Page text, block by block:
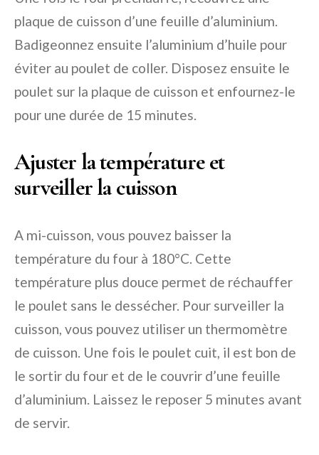
plaque de cuisson d’une feuille d’aluminium.
Badigeonnez ensuite l’aluminium d’huile pour
éviter au poulet de coller. Disposez ensuite le
poulet sur la plaque de cuisson et enfournez-le
pour une durée de 15 minutes.
Ajuster la température et
surveiller la cuisson
A mi-cuisson, vous pouvez baisser la
température du four à 180°C. Cette
température plus douce permet de réchauffer
le poulet sans le dessécher. Pour surveiller la
cuisson, vous pouvez utiliser un thermomètre
de cuisson. Une fois le poulet cuit, il est bon de
le sortir du four et de le couvrir d’une feuille
d’aluminium. Laissez le reposer 5 minutes avant
de servir.